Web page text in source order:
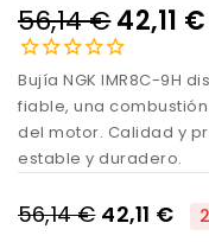
56,14 €42,11 €
Bujía NGK IMR8C-9H
fiable, una
del motor. Calidad y
estable y duradero.
56,14 € 42,11 €